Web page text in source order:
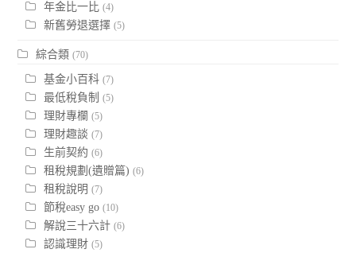
年金比一比 (4)
新舊勞退選擇 (5)
綜合類 (70)
基金小百科 (7)
最低稅負制 (5)
理財專欄 (5)
理財趣談 (7)
生前契約 (6)
租稅規劃(遺贈篇) (6)
租稅說明 (7)
節稅easy go (10)
解說三十六計 (6)
認識理財 (5)